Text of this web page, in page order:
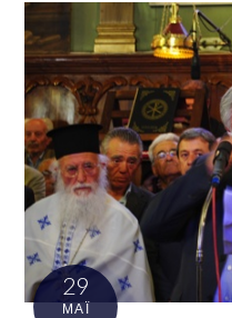
29
ΜΑΪ́